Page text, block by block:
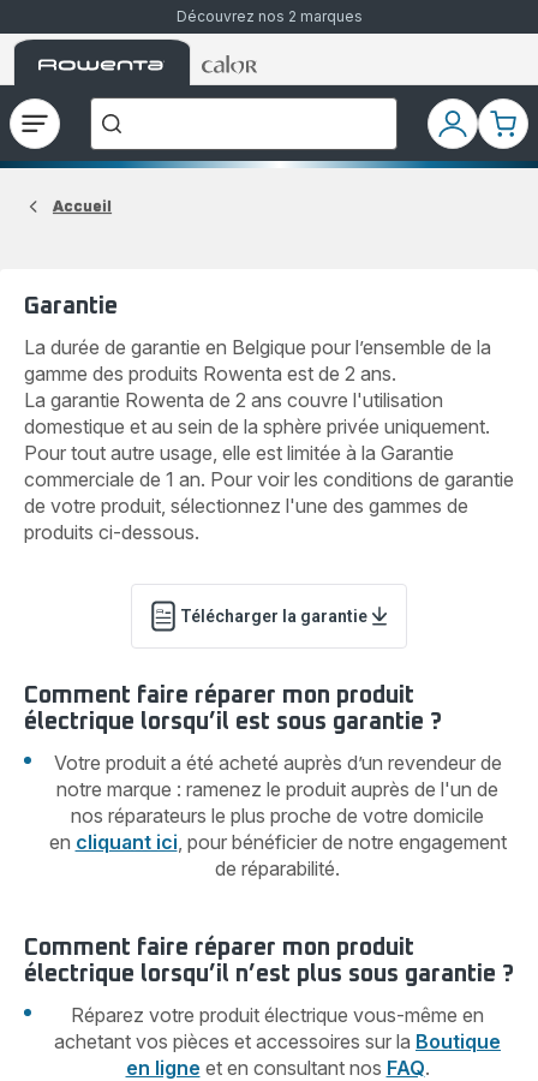
Découvrez nos 2 marques
Accueil
Rowenta
Accueil
Rowenta
Ouvrir
le
recherchez-
vous
Mon
compte
Mon
Accueil
Garantie
La durée de garantie en Belgique pour l’ensemble de la
gamme des produits Rowenta est de 2 ans.
La garantie Rowenta de 2 ans couvre l'utilisation
domestique et au sein de la sphère privée uniquement.
Pour tout autre usage, elle est limitée à la Garantie
commerciale de 1 an. Pour voir les conditions de garantie
de votre produit, sélectionnez l'une des gammes de
produits ci-dessous.
Télécharger la garantie
Comment faire réparer mon produit
électrique lorsqu’il est sous garantie ?
Votre produit a été acheté auprès d’un revendeur de
notre marque : ramenez le produit auprès de l'un de
nos réparateurs le plus proche de votre domicile
en cliquant ici, pour bénéficier de notre engagement
de réparabilité.
Comment faire réparer mon produit
électrique lorsqu’il n’est plus sous garantie ?
Réparez votre produit électrique vous-même en
achetant vos pièces et accessoires sur la Boutique
en ligne et en consultant nos FAQ.